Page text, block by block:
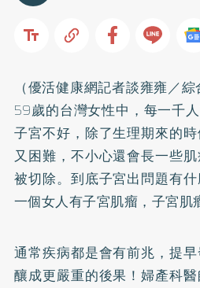
（優活健康網記者談雍雍／
59歲的台灣女性中，每一千人
子宮不好，除了生理期來的
又困難，不小心還會長一些
被切除。到底子宮出問題有
一個女人有子宮肌瘤，子宮肌
通常疾病都是會有前兆，提
釀成更嚴重的後果！婦產科